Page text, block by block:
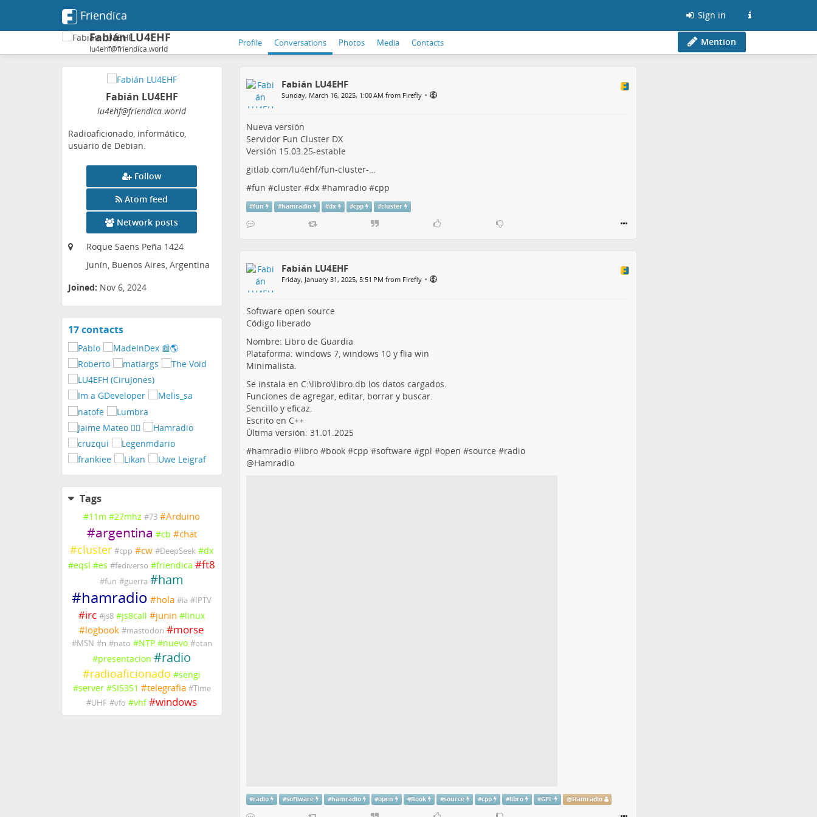
Friendica Sign in
Fabián LU4EHF
lu4ehf@friendica.world
Profile Conversations Photos Media Contacts Mention
Fabián LU4EHF
lu4ehf@friendica.world
Radioaficionado, informático,
usuario de Debian.
Follow
Atom feed
Network posts
Roque Saens Peña 1424
Junín, Buenos Aires, Argentina
Joined: Nov 6, 2024
17 contactsView
Tags
#11m #27mhz #73 #Arduino
#argentina #cb #chat
#cluster #cpp #cw #DeepSeek #dx
#eqsl #es #fediverso #friendica #ft8
#fun #guerra #ham
#hamradio #hola #ia #IPTV
#irc #js8 #js8call #junin #linux
#logbook #mastodon #morse
#MSN #n #nato #NTP #nuevo #otan
#presentacion #radio
#radioaficionado #sengi
#server #SI5351 #telegrafia #Time
#UHF #vfo #vhf #windows
Fabián LU4EHF
Sunday, March 16, 2025, 1:00 AM from Firefly •
Nueva versión
Servidor Fun Cluster DX
Versión 15.03.25-estable
gitlab.com/lu4ehf/fun-cluster-…
#fun #cluster#dx#hamradio#cpp
#fun #hamradio #dx #cpp #cluster
Fabián LU4EHF
Friday, January 31, 2025, 5:51 PM from Firefly •
Software open source
Código liberado
Nombre: Libro de Guardia
Plataforma: windows 7, windows 10 y flia win
Minimalista.
Se instala en C:\libro\libro.db los datos cargados.
Funciones de agregar, editar, borrar y buscar.
Sencillo y eficaz.
Escrito en C++
Última versión: 31.01.2025
#hamradio#libro#book#cpp #software #gpl #open #source #radio
@Hamradio
#radio #software #hamradio #open #Book #source #cpp #libro #GPL @Hamradio